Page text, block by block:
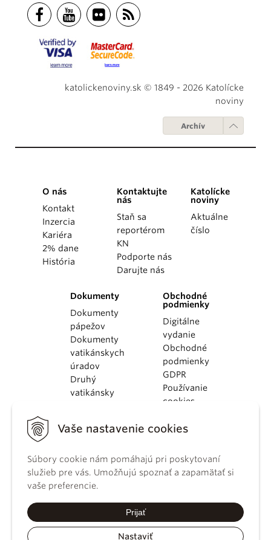
Vaše nastavenie cookies
Súbory cookie nám pomáhajú pri poskytovaní
služieb pre vás. Umožňujú spoznať a zapamätať si
vaše preferencie.
Prijať
Nastaviť
katolickenoviny.sk © 1849 - 2026 Katolícke
noviny
Archív
O nás
Kontakt
Inzercia
Kariéra
2% dane
História
Kontaktujte
nás
Staň sa
reportérom
KN
Podporte nás
Darujte nás
Katolícke
noviny
Aktuálne
číslo
Dokumenty
Dokumenty
pápežov
Dokumenty
vatikánskych
úradov
Druhý
vatikánsky
KBS
kánonického
práva
Katechizmus
Obchodné
podmienky
Digitálne
vydanie
Obchodné
podmienky
GDPR
Používanie
cookies